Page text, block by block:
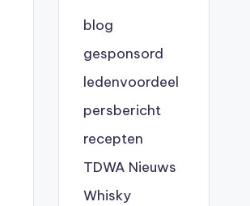
blog
gesponsord
ledenvoordeel
persbericht
recepten
TDWA Nieuws
Whisky